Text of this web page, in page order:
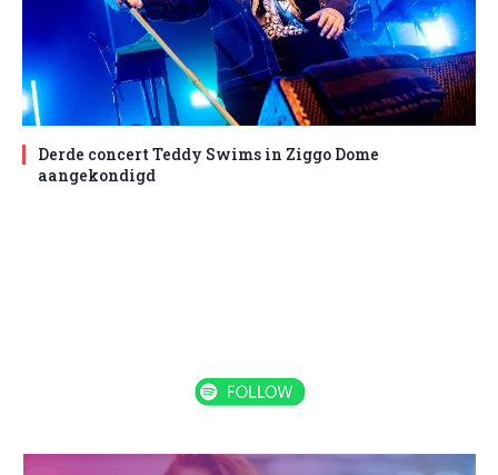
Derde concert Teddy Swims in Ziggo Dome
aangekondigd